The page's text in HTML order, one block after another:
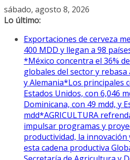
Saltar
al
sábado, agosto 8, 2026
Lo último:
Exportaciones de cerveza
400 MDD y llegan a 98
*México concentra el 36%
globales del sector y rebasa
y Alemania*Los principales
Estados Unidos, con 6,046
Dominicana, con 49 mdd, y
mdd*AGRICULTURA
impulsar programas y
productividad, la innovación
esta cadena productiva